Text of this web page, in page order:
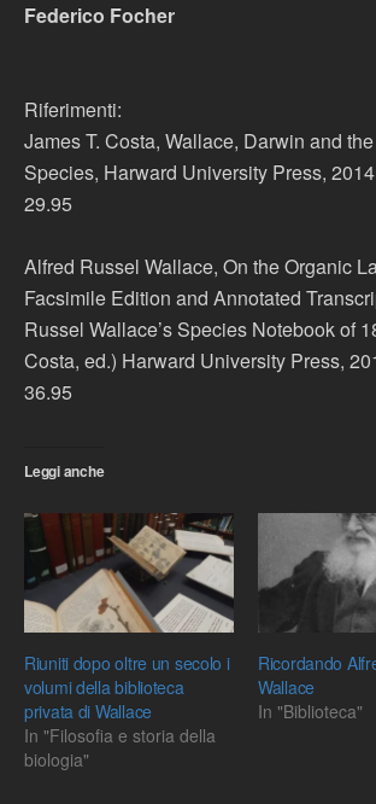
Federico Focher
Riferimenti:
James T. Costa, Wallace, Darwin and
Species, Harward University Press,
29.95
Alfred Russel Wallace, On the Organic
Facsimile Edition and Annotated
Russel Wallace’s Species Notebook of
Costa, ed.) Harward University Press,
36.95
Leggi anche
Riuniti dopo oltre un secolo i
volumi della biblioteca
privata di Wallace
In "Filosofia e storia della
biologia"
Ricordando
Wallace
In "Biblioteca"